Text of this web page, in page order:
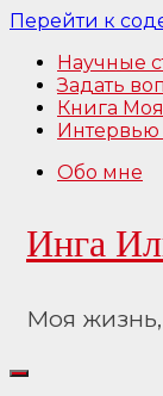
Перейти к
Научные
Задать
Книга
Обо мне
Инга
Моя